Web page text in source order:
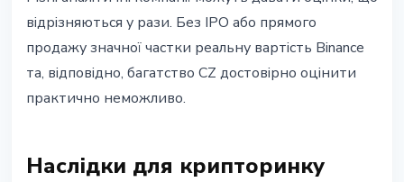
відрізняються у рази. Без IPO або прямого
продажу значної частки реальну вартість Binance
та, відповідно, багатство CZ достовірно оцінити
практично неможливо.
Наслідки для крипторинку